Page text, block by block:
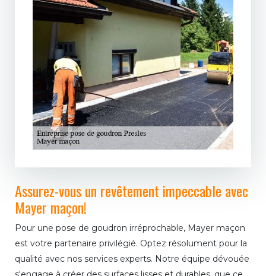
Assurez-vous un revêtement impeccable avec
Mayer maçon!
Pour une pose de goudron irréprochable, Mayer maçon
est votre partenaire privilégié. Optez résolument pour la
qualité avec nos services experts. Notre équipe dévouée